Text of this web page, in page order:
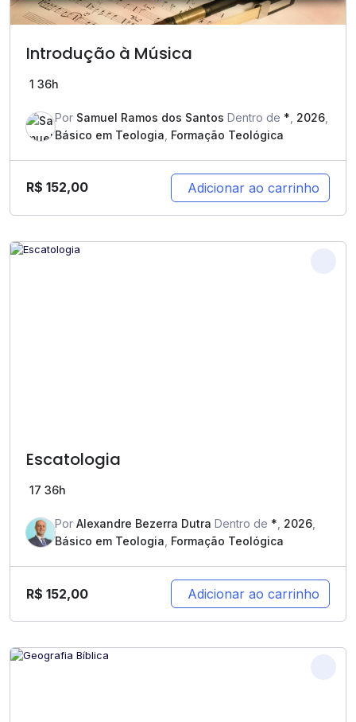
Introdução à Música
1 36h
Por Samuel Ramos dos Santos Dentro de * 2026
Básico em Teologia Formação Teológica
R$ 152,00 Adicionar ao carrinho
Escatologia
17 36h
Por Alexandre Bezerra Dutra Dentro de * 2026
Básico em Teologia Formação Teológica
R$ 152,00 Adicionar ao carrinho